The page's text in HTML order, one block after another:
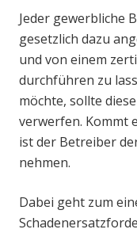
Jeder gewerbliche
gesetzlich dazu
und von einem
durchführen zu
möchte, sollte
verwerfen. Kommt
ist der Betreiber
nehmen.
Dabei geht zum